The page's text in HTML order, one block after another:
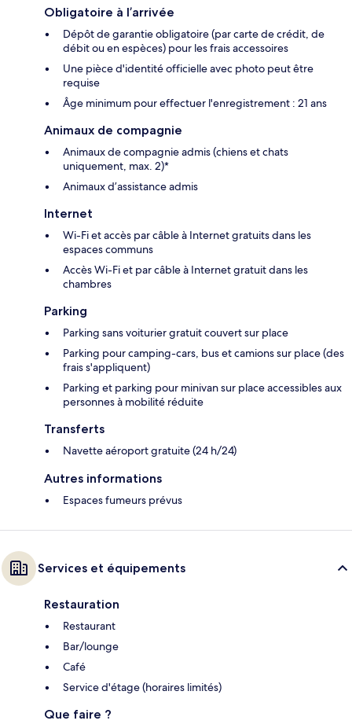
Obligatoire à l’arrivée
Dépôt de garantie obligatoire (par carte de crédit, de
débit ou en espèces) pour les frais accessoires
Une pièce d'identité officielle avec photo peut être
requise
Âge minimum pour effectuer l'enregistrement : 21 ans
Animaux de compagnie
Animaux de compagnie admis (chiens et chats
uniquement, max. 2)*
Animaux d’assistance admis
Internet
Wi-Fi et accès par câble à Internet gratuits dans les
espaces communs
Accès Wi-Fi et par câble à Internet gratuit dans les
chambres
Parking
Parking sans voiturier gratuit couvert sur place
Parking pour camping-cars, bus et camions sur place (des
frais s'appliquent)
Parking et parking pour minivan sur place accessibles aux
personnes à mobilité réduite
Transferts
Navette aéroport gratuite (24 h/24)
Autres informations
Espaces fumeurs prévus
Services et équipements
Restauration
Restaurant
Bar/lounge
Café
Service d'étage (horaires limités)
Que faire ?